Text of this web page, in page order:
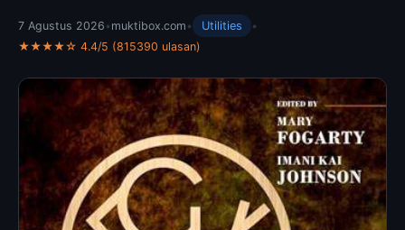
7 Agustus 2026 • muktibox.com • Utilities
•
★★★★☆ 4.4/5 (815390 ulasan)